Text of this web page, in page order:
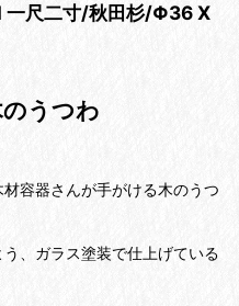
一尺二寸/秋田杉/Φ36 X
うつわ
容器さんが手がける木のうつ
、ガラス塗装で仕上げている